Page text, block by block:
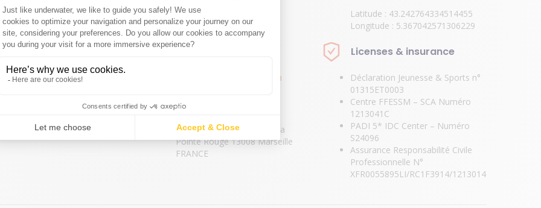
Landline :
On mobile :06.84.41.58.55
Mail
marseille@dune-world.com
Address :
DUNE Marseille 7 Port de la
Pointe Rouge 13008 Marseille
FRANCE
Latitude : 43.242764334514455
Longitude : 5.367042571306229
Licenses & insurance
Déclaration Jeunesse & Sports n°
01315ET0003
Centre FFESSM – SCA Numéro
1213041C
PADI 5* IDC Center – Numéro
S24096
Assurance Responsabilité Civile
Professionnelle N°
XFR0055895LI/RC1F3914/1213014C